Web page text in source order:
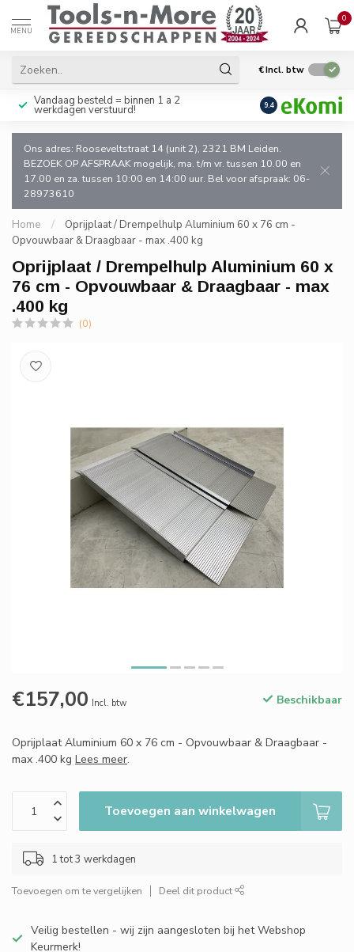
MENU
0
€Incl. btw
Vandaag besteld = binnen 1 a 2
werkdagen verstuurd!
Uitsluitend goede
en de vakman!
9.4
Ons adres: Rooseveltstraat 14 (unit 2), 2321 BM Leiden.
BEZOEK OP AFSPRAAK mogelijk, ma. t/m vr. tussen 10.00 en
17.00 en za. tussen 10:00 en 14:00 uur. Bel voor afspraak: 06-
28973610
Home /
Oprijplaat / Drempelhulp Aluminium 60 x 76 cm -
Opvouwbaar & Draagbaar - max .400 kg
Oprijplaat / Drempelhulp Aluminium 60 x
76 cm - Opvouwbaar & Draagbaar - max
.400 kg
(0)
€157,00 Incl. btw Beschikbaar
Oprijplaat Aluminium 60 x 76 cm - Opvouwbaar & Draagbaar -
max .400 kg Lees meer.
Toevoegen aan winkelwagen
1 tot 3 werkdagen
Toevoegen om te vergelijken Deel dit product
Veilig bestellen - wij zijn aangesloten bij het Webshop
Keurmerk!